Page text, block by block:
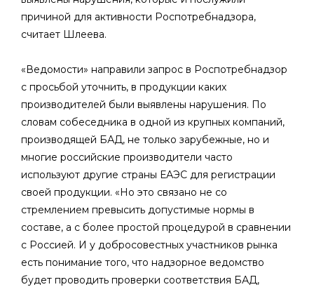
причиной для активности Роспотребнадзора,
считает Шлеева.
«Ведомости» направили запрос в Роспотребнадзор
с просьбой уточнить, в продукции каких
производителей были выявлены нарушения. По
словам собеседника в одной из крупных компаний,
производящей БАД, не только зарубежные, но и
многие российские производители часто
используют другие страны ЕАЭС для регистрации
своей продукции. «Но это связано не со
стремлением превысить допустимые нормы в
составе, а с более простой процедурой в сравнении
с Россией. И у добросовестных участников рынка
есть понимание того, что надзорное ведомство
будет проводить проверки соответствия БАД,